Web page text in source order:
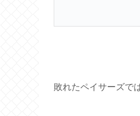
敗れたペイサーズで